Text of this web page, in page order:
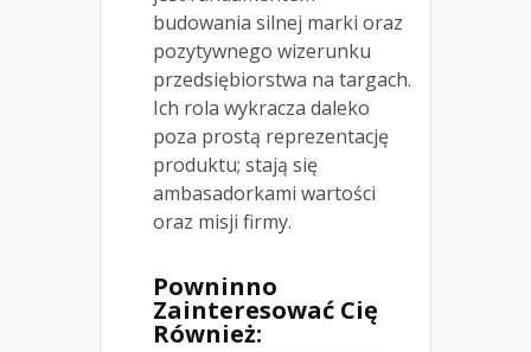
budowania silnej marki oraz
pozytywnego wizerunku
przedsiębiorstwa na targach.
Ich rola wykracza daleko
poza prostą reprezentację
produktu; stają się
ambasadorkami wartości
oraz misji firmy.
Powninno
Zainteresować Cię
Również: